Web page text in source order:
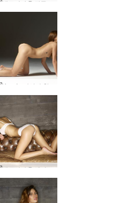
빅토리아 R 섹시 소파 #44